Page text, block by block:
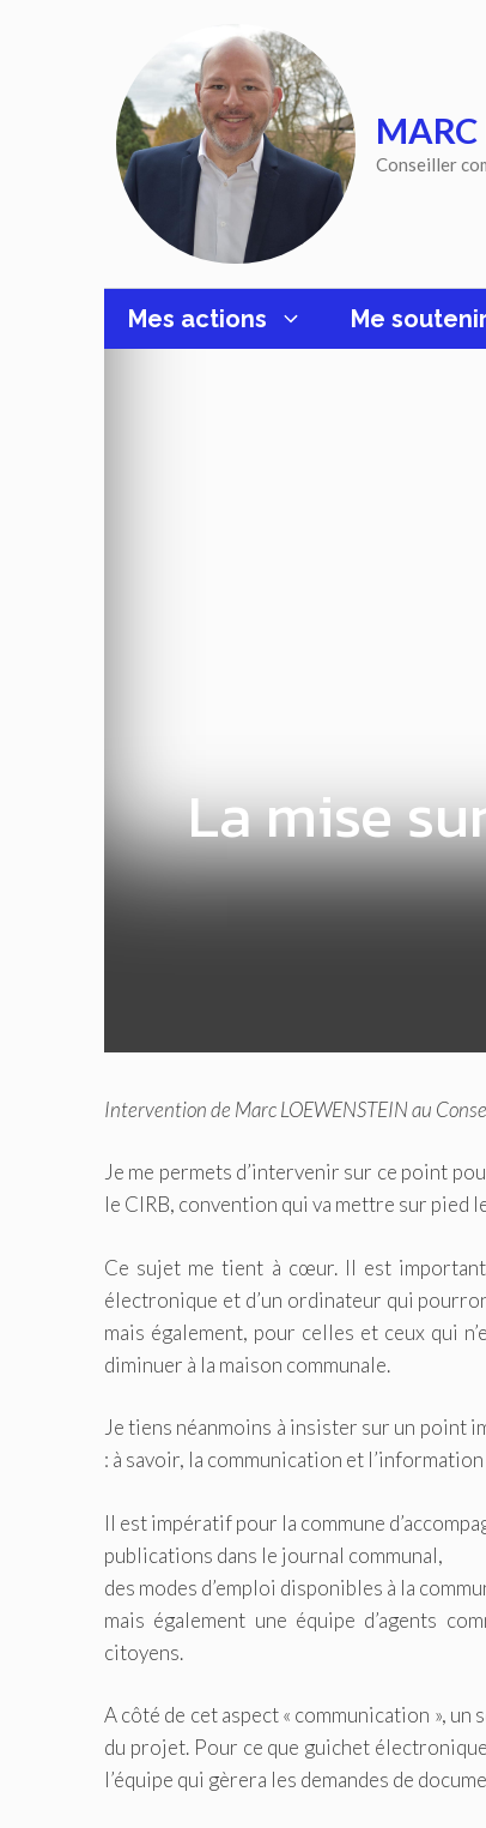
MARC
Conseiller
Mes actions Me soutenir
La mise
Intervention de Marc LOEWENSTEIN au
Je me permets d’intervenir sur ce point
le CIRB, convention qui va mettre sur pied
Ce sujet me tient à cœur. Il est important
électronique et d’un ordinateur qui
mais également, pour celles et ceux qui
diminuer à la maison communale.
Je tiens néanmoins à insister sur un point
: à savoir, la communication et
Il est impératif pour la commune
publications dans le journal communal,
des modes d’emploi disponibles à la
mais également une équipe d’agents
citoyens.
A côté de cet aspect « communication »,
du projet. Pour ce que guichet
l’équipe qui gèrera les demandes de